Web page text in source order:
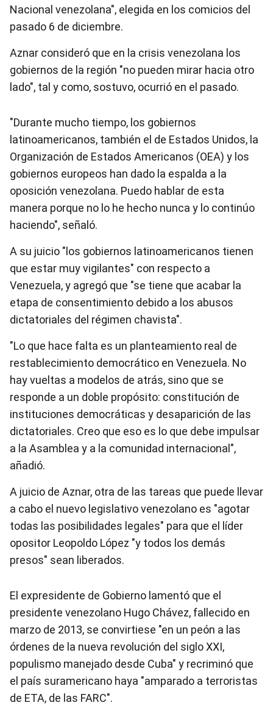
Nacional venezolana", elegida en los comicios del
pasado 6 de diciembre.
Aznar consideró que en la crisis venezolana los
gobiernos de la región "no pueden mirar hacia otro
lado", tal y como, sostuvo, ocurrió en el pasado.
"Durante mucho tiempo, los gobiernos
latinoamericanos, también el de Estados Unidos, la
Organización de Estados Americanos (OEA) y los
gobiernos europeos han dado la espalda a la
oposición venezolana. Puedo hablar de esta
manera porque no lo he hecho nunca y lo continúo
haciendo", señaló.
A su juicio "los gobiernos latinoamericanos tienen
que estar muy vigilantes" con respecto a
Venezuela, y agregó que "se tiene que acabar la
etapa de consentimiento debido a los abusos
dictatoriales del régimen chavista".
"Lo que hace falta es un planteamiento real de
restablecimiento democrático en Venezuela. No
hay vueltas a modelos de atrás, sino que se
responde a un doble propósito: constitución de
instituciones democráticas y desaparición de las
dictatoriales. Creo que eso es lo que debe impulsar
a la Asamblea y a la comunidad internacional",
añadió.
A juicio de Aznar, otra de las tareas que puede llevar
a cabo el nuevo legislativo venezolano es "agotar
todas las posibilidades legales" para que el líder
opositor Leopoldo López "y todos los demás
presos" sean liberados.
El expresidente de Gobierno lamentó que el
presidente venezolano Hugo Chávez, fallecido en
marzo de 2013, se convirtiese "en un peón a las
órdenes de la nueva revolución del siglo XXI,
populismo manejado desde Cuba" y recriminó que
el país suramericano haya "amparado a terroristas
de ETA, de las FARC".